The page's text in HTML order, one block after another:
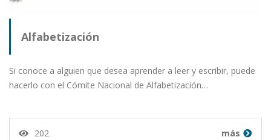
Alfabetización
Si conoce a alguien que desea aprender a leer y escribir, puede
hacerlo con el Cómite Nacional de Alfabetización…
202 más